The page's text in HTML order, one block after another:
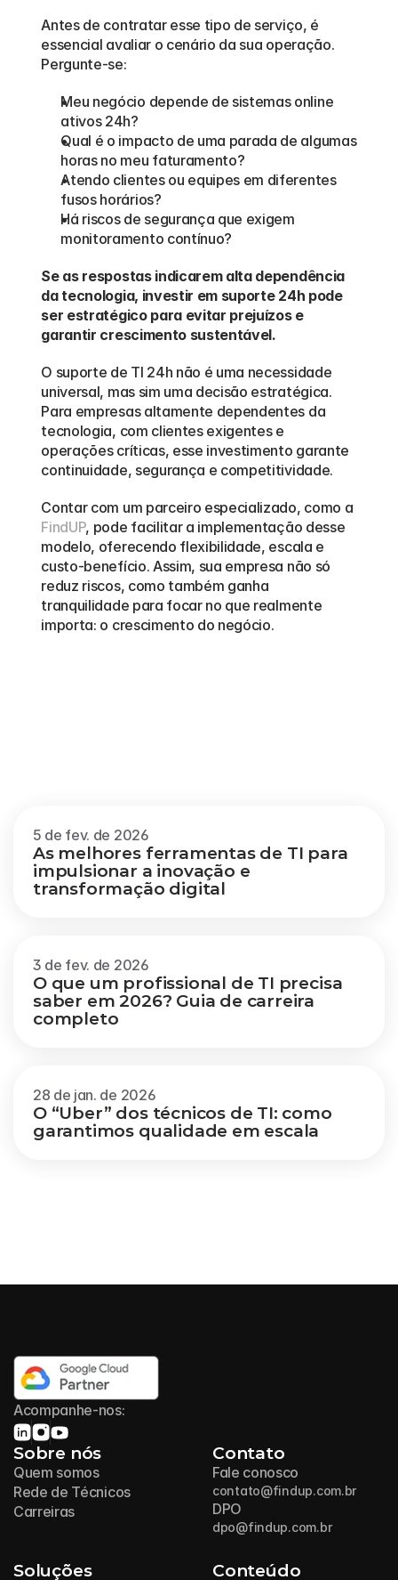
Antes de contratar esse tipo de serviço, é
essencial avaliar o cenário da sua operação.
Pergunte-se:
Meu negócio depende de sistemas online
ativos 24h?
Qual é o impacto de uma parada de algumas
horas no meu faturamento?
Atendo clientes ou equipes em diferentes
fusos horários?
Há riscos de segurança que exigem
monitoramento contínuo?
Se as respostas indicarem alta dependência
da tecnologia, investir em suporte 24h pode
ser estratégico para evitar prejuízos e
garantir crescimento sustentável.
O suporte de TI 24h não é uma necessidade
universal, mas sim uma decisão estratégica.
Para empresas altamente dependentes da
tecnologia, com clientes exigentes e
operações críticas, esse investimento garante
continuidade, segurança e competitividade.
FindUP, pode facilitar a implementação desse
modelo, oferecendo flexibilidade, escala e
custo-benefício. Assim, sua empresa não só
reduz riscos, como também ganha
tranquilidade para focar no que realmente
importa: o crescimento do negócio.
5 de fev. de 2026
As melhores ferramentas de TI para
impulsionar a inovação e
transformação digital
3 de fev. de 2026
O que um profissional de TI precisa
saber em 2026? Guia de carreira
completo
28 de jan. de 2026
O “Uber” dos técnicos de TI: como
garantimos qualidade em escala
Acompanhe-nos:
Sobre nós
Quem somos
Rede de Técnicos
Carreiras
Contato
Fale conosco
contato@findup.com.br
DPO
dpo@findup.com.br
Soluções Conteúdo